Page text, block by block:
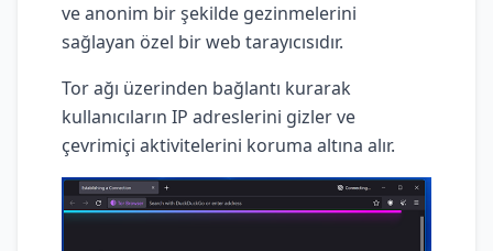
ve anonim bir şekilde gezinmelerini
sağlayan özel bir web tarayıcısıdır.
Tor ağı üzerinden bağlantı kurarak
kullanıcıların IP adreslerini gizler ve
çevrimiçi aktivitelerini koruma altına alır.